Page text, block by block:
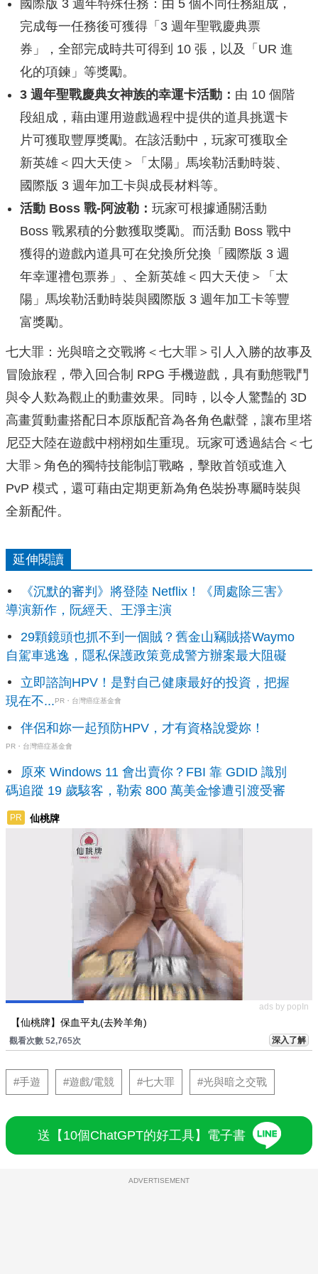
國際版 3 週年特殊任務：由 5 個不同任務組成，
完成每一任務後可獲得「3 週年聖戰慶典票
券」，全部完成時共可得到 10 張，以及「UR 進
化的項鍊」等獎勵。
3 週年聖戰慶典女神族的幸運卡活動： 由 10 個階
段組成，藉由運用遊戲過程中提供的道具挑選卡
片可獲取豐厚獎勵。在該活動中，玩家可獲取全
新英雄＜四大天使＞「太陽」馬埃勒活動時裝、
國際版 3 週年加工卡與成長材料等。
活動 Boss 戰-阿波勒： 玩家可根據通關活動
Boss 戰累積的分數獲取獎勵。而活動 Boss 戰中
獲得的遊戲內道具可在兌換所兌換「國際版 3 週
年幸運禮包票券」、全新英雄＜四大天使＞「太
陽」馬埃勒活動時裝與國際版 3 週年加工卡等豐
富獎勵。
七大罪：光與暗之交戰將＜七大罪＞引人入勝的故事及
冒險旅程，帶入回合制 RPG 手機遊戲，具有動態戰鬥
與令人歎為觀止的動畫效果。同時，以令人驚豔的 3D
高畫質動畫搭配日本原版配音為各角色獻聲，讓布里塔
尼亞大陸在遊戲中栩栩如生重現。玩家可透過結合＜七
大罪＞角色的獨特技能制訂戰略，擊敗首領或進入
PvP 模式，還可藉由定期更新為角色裝扮專屬時裝與
全新配件。
延伸閱讀
《沉默的審判》將登陸 Netflix！《周處除三害》
導演新作，阮經天、王淨主演
29顆鏡頭也抓不到一個賊？舊金山竊賊搭Waymo
自駕車逃逸，隱私保護政策竟成警方辦案最大阻礙
立即諮詢HPV！是對自己健康最好的投資，把握
現在不...PR・台灣癌症基金會
伴侶和妳一起預防HPV，才有資格說愛妳！
PR・台灣癌症基金會
原來 Windows 11 會出賣你？FBI 靠 GDID 識別
碼追蹤 19 歲駭客，勒索 800 萬美金慘遭引渡受審
PR 仙桃牌
ads by popIn
【仙桃牌】保血平丸(去羚羊角)
觀看次數 52,765次 深入了解
#手遊 #遊戲/電競 #七大罪 #光與暗之交戰
送【10個ChatGPT的好工具】電子書
ADVERTISEMENT